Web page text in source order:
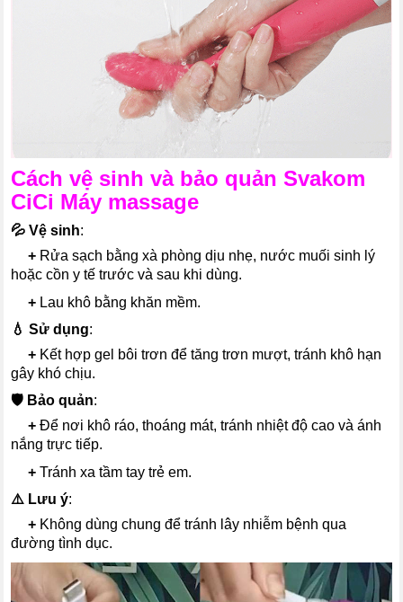
Cách vệ sinh và bảo quản Svakom
CiCi Máy massage
💦 Vệ sinh:
---+ Rửa sạch bằng xà phòng dịu nhẹ, nước muối sinh lý
hoặc cồn y tế trước và sau khi dùng.
---+ Lau khô bằng khăn mềm.
💧 Sử dụng:
---+ Kết hợp gel bôi trơn để tăng trơn mượt, tránh khô hạn
gây khó chịu.
🛡️ Bảo quản:
---+Để nơi khô ráo, thoáng mát, tránh nhiệt độ cao và ánh
nắng trực tiếp.
---+Tránh xa tầm tay trẻ em.
⚠️ Lưu ý:
---+ Không dùng chung để tránh lây nhiễm bệnh qua
đường tình dục.